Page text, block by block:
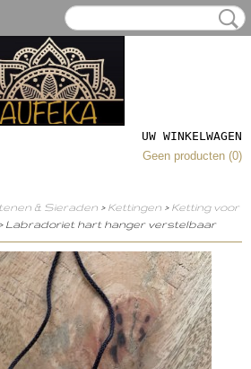
UW WINKELWAGEN
Geen producten (0)
& Sieraden > Kettingen > Ketting voor
> Labradoriet hart hanger verstelbaar